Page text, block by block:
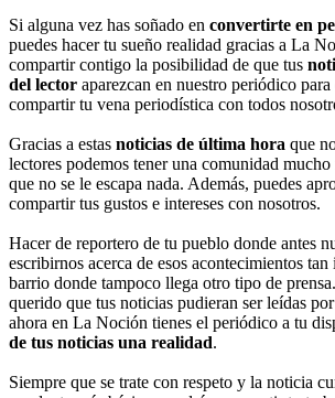
Si alguna vez has soñado en convertirte en
puedes hacer tu sueño realidad gracias a La
compartir contigo la posibilidad de que tus
del lector aparezcan en nuestro periódico para
compartir tu vena periodística con todos
Gracias a estas noticias de última hora que
lectores podemos tener una comunidad
que no se le escapa nada. Además, puedes
compartir tus gustos e intereses con nosotros.
Hacer de reportero de tu pueblo donde antes
escribirnos acerca de esos acontecimientos tan
barrio donde tampoco llega otro tipo de
querido que tus noticias pudieran ser leídas
ahora en La Noción tienes el periódico a tu
de tus noticias una realidad.
Siempre que se trate con respeto y la noticia